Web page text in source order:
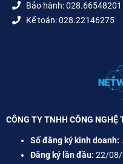
Bảo hành: 028.66548201
Kế toán: 028.22146275
CÔNG TY TNHH CÔNG NGHỆ
Số đăng ký kinh doanh:
Đăng ký lần đầu: 22/